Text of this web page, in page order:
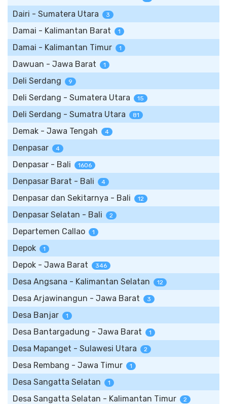
Dairi - Sumatera Utara 3
Damai - Kalimantan Barat 1
Damai - Kalimantan Timur 1
Dawuan - Jawa Barat 1
Deli Serdang 9
Deli Serdang - Sumatera Utara 15
Deli Serdang - Sumatra Utara 81
Demak - Jawa Tengah 4
Denpasar 4
Denpasar - Bali 1606
Denpasar Barat - Bali 4
Denpasar dan Sekitarnya - Bali 12
Denpasar Selatan - Bali 2
Departemen Callao 1
Depok 1
Depok - Jawa Barat 346
Desa Angsana - Kalimantan Selatan 12
Desa Arjawinangun - Jawa Barat 3
Desa Banjar 1
Desa Bantargadung - Jawa Barat 1
Desa Mapanget - Sulawesi Utara 2
Desa Rembang - Jawa Timur 1
Desa Sangatta Selatan 1
Desa Sangatta Selatan - Kalimantan Timur 2